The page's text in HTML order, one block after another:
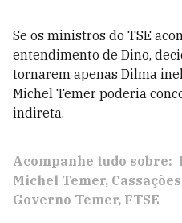
Se os ministros do TSE
entendimento de Dino,
tornarem apenas Dilma
Michel Temer poderia
indireta.
Acompanhe tudo sobre:
Michel Temer Cassações
Governo Temer FTSE